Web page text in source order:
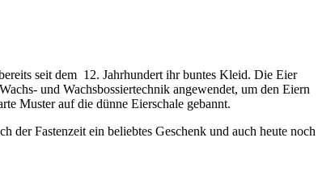
seit dem 12. Jahrhundert ihr buntes Kleid. Die Eier
und Wachsbossiertechnik angewendet, um den Eiern
Muster auf die dünne Eierschale gebannt.
der Fastenzeit ein beliebtes Geschenk und auch heute noch